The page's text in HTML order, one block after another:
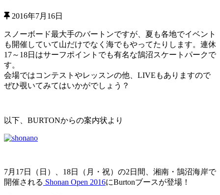
2016年7月16日
スノーボード最大手のバートンですが、夏も各地でイベント
も開催していて山だけでなく海でもやってたりします。連休
17～18日はサーフポイントでも有名な鵠沼スケートパークで
す。
会場ではコンテストやレッスンの他、LIVEもありますので
ぜひ覗いてみてはいかがでしょう？
以下、BURTONからの案内状より
7月17日（日）、18日（月・祝）の2日間、湘南・鵠沼海岸で
開催される Shonan Open 2016にBurtonブースが登場！